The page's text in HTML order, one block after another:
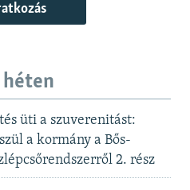
héten
üti a szuverenitást:
a kormány a Bős-
2. rész